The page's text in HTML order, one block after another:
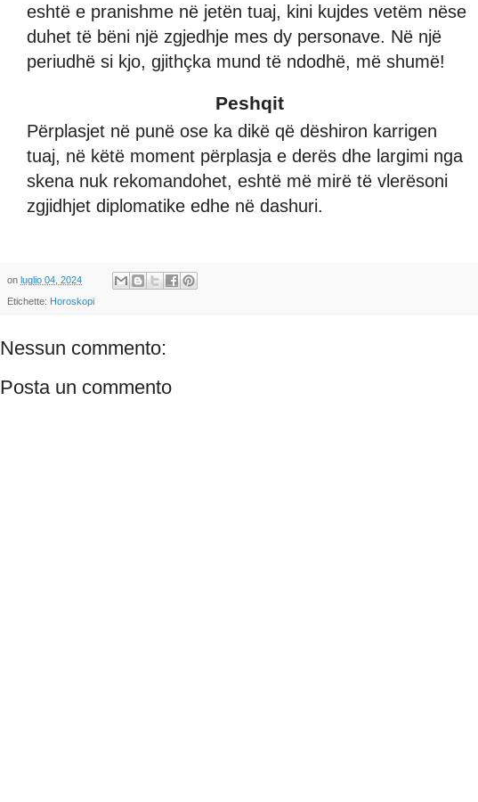
eshtë e pranishme në jetën tuaj, kini kujdes vetëm nëse
duhet të bëni një zgjedhje mes dy personave. Në një
periudhë si kjo, gjithçka mund të ndodhë, më shumë!
Peshqit
Përplasjet në punë ose ka dikë që dëshiron karrigen
tuaj, në këtë moment përplasja e derës dhe largimi nga
skena nuk rekomandohet, eshtë më mirë të vlerësoni
zgjidhjet diplomatike edhe në dashuri.
on luglio 04, 2024
Etichette: Horoskopi
Nessun commento:
Posta un commento